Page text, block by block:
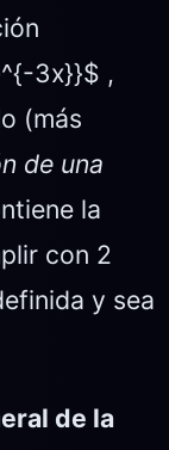
3x}}$ ,
(más
de una
la
con 2
y sea
de la